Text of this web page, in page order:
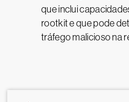
que inclui
rootkit e que pode
tráfego malicioso na